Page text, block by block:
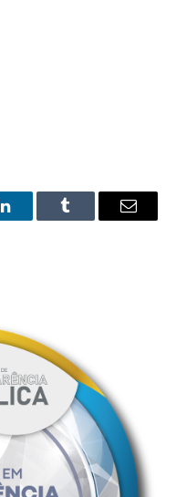
LinkedInTumblr
E-